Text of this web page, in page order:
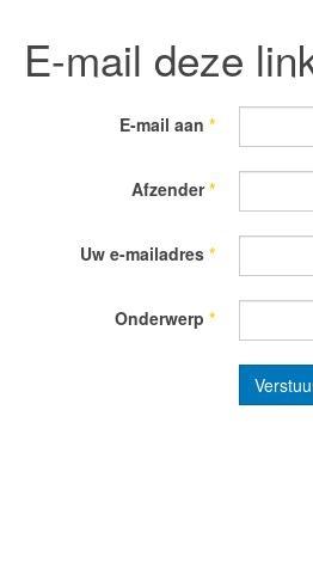
E-mail deze
E-mail aan *
Afzender*
Uw e-mailadres *
Onderwerp *